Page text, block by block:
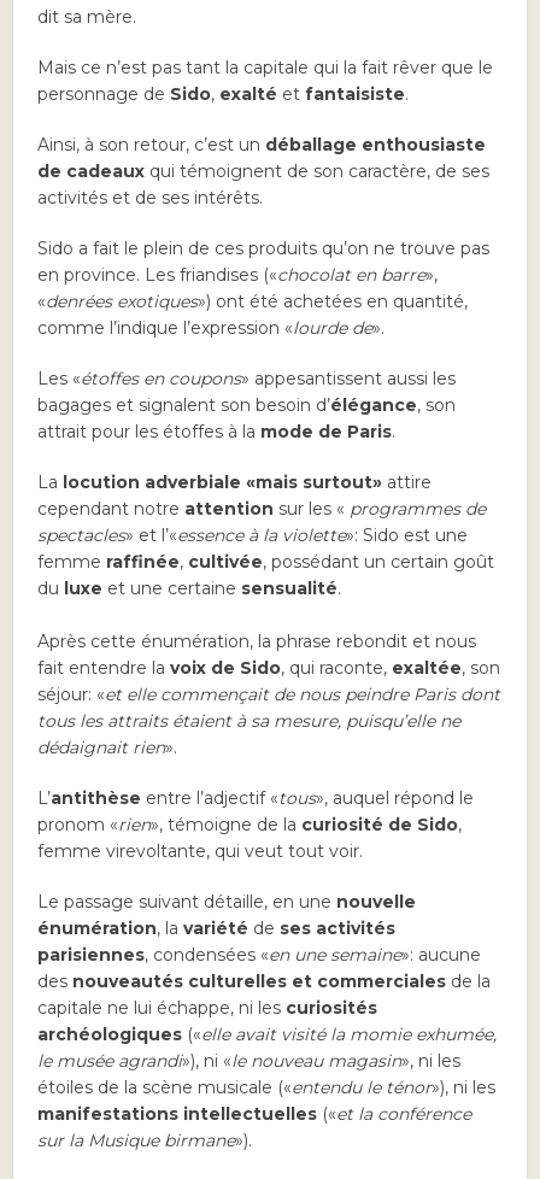
dit sa mère.
Mais ce n’est pas tant la capitale qui la fait rêver que le
personnage de Sido, exalté etfantaisiste.
Ainsi, à son retour, c’est un déballage enthousiaste
de cadeaux qui témoignent de son caractère, de ses
activités et de ses intérêts.
Sido a fait le plein de ces produits qu’on ne trouve pas
en province. Les friandises («chocolat en barre»,
«denrées exotiques») ont été achetées en quantité,
comme l’indique l’expression «lourde de».
Les «étoffes en coupons» appesantissent aussi les
bagages et signalent son besoin d’élégance, son
attrait pour les étoffes à la mode de Paris.
La locution adverbiale «mais surtout» attire
cependant notre attention sur les « programmes de
spectacles» et l’«essence à la violette»: Sido est une
femme raffinée, cultivée, possédant un certain goût
du luxe et une certaine sensualité.
Après cette énumération, la phrase rebondit et nous
fait entendre lavoix de Sido, qui raconte, exaltée, son
séjour: «et elle commençait de nous peindre Paris dont
tous les attraits étaient à sa mesure, puisqu’elle ne
dédaignait rien».
L’antithèse entre l’adjectif «tous», auquel répond le
pronom «rien», témoigne de la curiosité de Sido,
femme virevoltante, qui veut tout voir.
Le passage suivant détaille, en une nouvelle
énumération, lavariété de ses activités
parisiennes, condensées «en une semaine»: aucune
des nouveautés culturelles et commerciales de la
capitale ne lui échappe, ni les curiosités
archéologiques («elle avait visité la momie exhumée,
le musée agrandi»), ni «le nouveau magasin», ni les
étoiles de la scène musicale («entendu le ténor»), ni les
manifestations intellectuelles («et la conférence
sur la Musique birmane»).